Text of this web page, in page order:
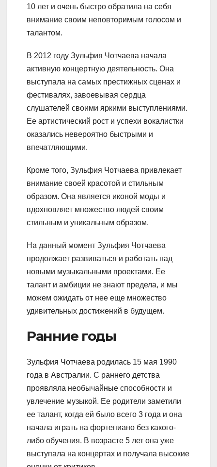
10 лет и очень быстро обратила на себя
внимание своим неповторимым голосом и
талантом.
В 2012 году Зульфия Чотчаева начала
активную концертную деятельность. Она
выступала на самых престижных сценах и
фестивалях, завоевывая сердца
слушателей своими яркими выступлениями.
Ее артистический рост и успехи вокалистки
оказались невероятно быстрыми и
впечатляющими.
Кроме того, Зульфия Чотчаева привлекает
внимание своей красотой и стильным
образом. Она является иконой моды и
вдохновляет множество людей своим
стильным и уникальным образом.
На данный момент Зульфия Чотчаева
продолжает развиваться и работать над
новыми музыкальными проектами. Ее
талант и амбиции не знают предела, и мы
можем ожидать от нее еще множество
удивительных достижений в будущем.
Ранние годы
Зульфия Чотчаева родилась 15 мая 1990
года в Австралии. С раннего детства
проявляла необычайные способности и
увлечение музыкой. Ее родители заметили
ее талант, когда ей было всего 3 года и она
начала играть на фортепиано без какого-
либо обучения. В возрасте 5 лет она уже
выступала на концертах и получала высокие